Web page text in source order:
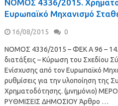
ΝOMOΣ 4336/2015.
Ευρωπαϊκό Μηχανισμό
16/08/2015 0
ΝOMOΣ 4336/2015 – ΦΕΚ A 96 –
διατάξεις – Κύρωση του Σχεδίου
Ενίσχυσης από τον Ευρωπαϊκό
ρυθμίσεις για την υλοποίηση της
Χρηματοδότησης. (μνημόνιο)
ΡΥΘΜΙΣΕΙΣ ΔΗΜΟΣΙΟΥ Άρθρο …